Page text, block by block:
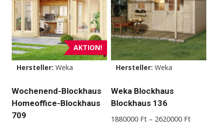
mehrere
Varianten
auf.
Die
Optionen
können
auf
der
Produktseite
AKTION!
Hersteller: Weka
Wochenend-Blockhaus
Homeoffice-Blockhaus
709
Hersteller: Weka
Weka Blockhaus
Blockhaus 136
1880000 Ft – 2620000 Ft